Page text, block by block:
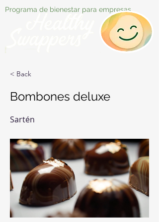
Programa de bienestar para empresas
< Back
Bombones deluxe
Sartén